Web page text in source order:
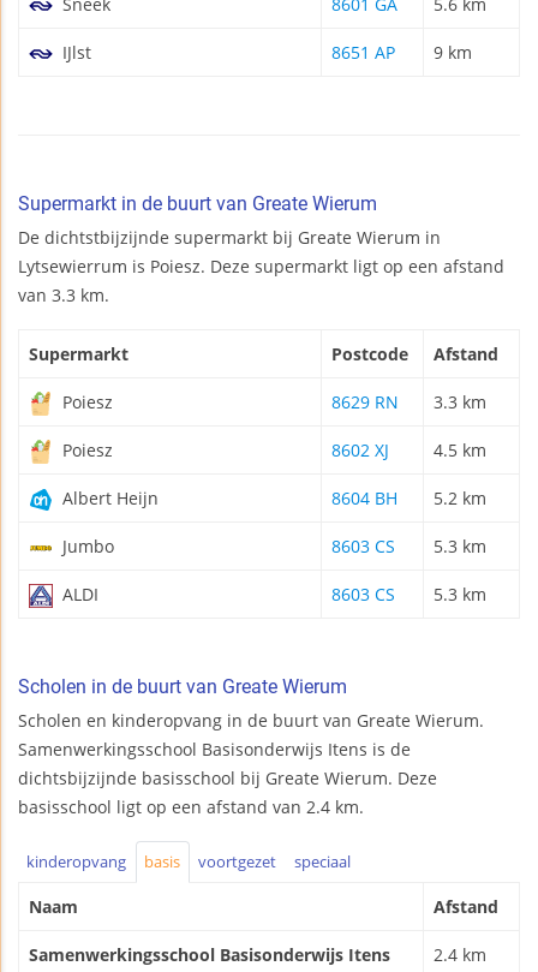
IJlst 8651 AP 9 km
Supermarkt in de buurt van Greate Wierum
De dichtstbijzijnde supermarkt bij Greate Wierum in
Lytsewierrum is Poiesz. Deze supermarkt ligt op een afstand
van 3.3 km.
Supermarkt Postcode Afstand
Poiesz 8629 RN 3.3 km
Poiesz 8602 XJ 4.5 km
Albert Heijn 8604 BH 5.2 km
Jumbo 8603 CS 5.3 km
ALDI 8603 CS 5.3 km
Scholen in de buurt van Greate Wierum
Scholen en kinderopvang in de buurt van Greate Wierum.
Samenwerkingsschool Basisonderwijs Itens is de
dichtsbijzijnde basisschool bij Greate Wierum. Deze
basisschool ligt op een afstand van 2.4 km.
kinderopvang basis voortgezet speciaal
Naam Afstand
Samenwerkingsschool Basisonderwijs Itens 2.4 km